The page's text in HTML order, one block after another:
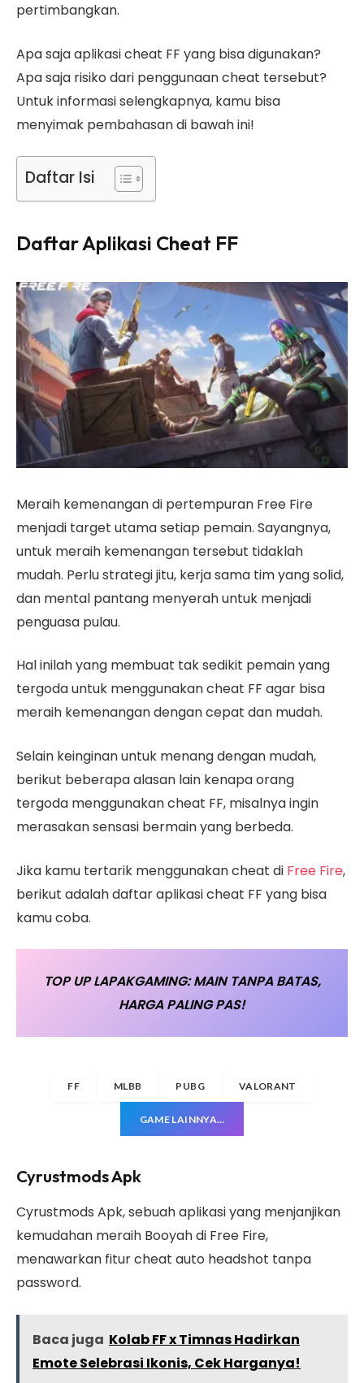
pertimbangkan.
Apa saja aplikasi cheat FF yang bisa digunakan?
Apa saja risiko dari penggunaan cheat tersebut?
Untuk informasi selengkapnya, kamu bisa
menyimak pembahasan di bawah ini!
Daftar Isi
Daftar Aplikasi Cheat FF
Meraih kemenangan di pertempuran Free Fire
menjadi target utama setiap pemain. Sayangnya,
untuk meraih kemenangan tersebut tidaklah
mudah. Perlu strategi jitu, kerja sama tim yang solid,
dan mental pantang menyerah untuk menjadi
penguasa pulau.
Hal inilah yang membuat tak sedikit pemain yang
tergoda untuk menggunakan cheat FF agar bisa
meraih kemenangan dengan cepat dan mudah.
Selain keinginan untuk menang dengan mudah,
berikut beberapa alasan lain kenapa orang
tergoda menggunakan cheat FF, misalnya ingin
merasakan sensasi bermain yang berbeda.
Jika kamu tertarik menggunakan cheat di Free Fire,
berikut adalah daftar aplikasi cheat FF yang bisa
kamu coba.
TOP UP LAPAKGAMING: MAIN TANPA BATAS,
HARGA PALING PAS!
FF MLBB PUBG VALORANT
GAME LAINNYA…
Cyrustmods Apk
Cyrustmods Apk, sebuah aplikasi yang menjanjikan
kemudahan meraih Booyah di Free Fire,
menawarkan fitur cheat auto headshot tanpa
password.
Baca juga Kolab FF x Timnas Hadirkan
Emote Selebrasi Ikonis, Cek Harganya!